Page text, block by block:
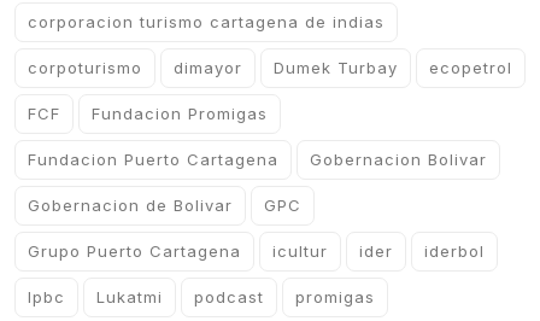
corporacion turismo cartagena de indias
corpoturismo dimayor Dumek Turbay ecopetrol
FCF Fundacion Promigas
Fundacion Puerto Cartagena Gobernacion Bolivar
Gobernacion de Bolivar GPC
Grupo Puerto Cartagena icultur ider iderbol
lpbc Lukatmi podcast promigas